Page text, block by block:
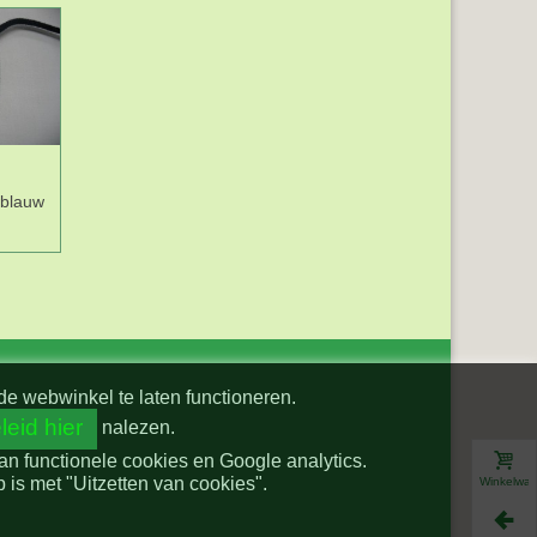
webwinkel te laten functioneren.
hier
nalezen.
functionele cookies en Google analytics.
is met "Uitzetten van cookies".